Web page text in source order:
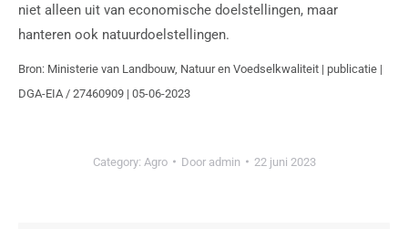
niet alleen uit van economische doelstellingen, maar
hanteren ook natuurdoelstellingen.
Bron: Ministerie van Landbouw, Natuur en Voedselkwaliteit | publicatie |
DGA-EIA / 27460909 | 05-06-2023
Category: Agro Door admin 22 juni 2023